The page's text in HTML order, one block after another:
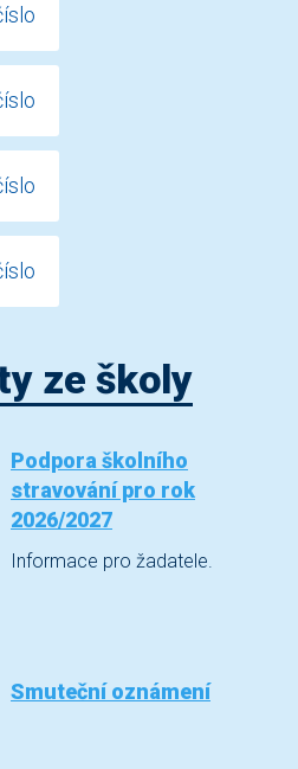
ze školy
Podpora školního
stravování pro rok
2026/2027
Informace pro žadatele.
Smuteční oznámení